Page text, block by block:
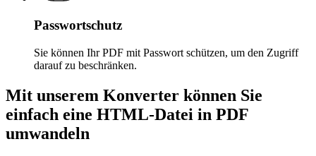
Passwortschutz
Sie können Ihr PDF mit Passwort schützen, um den Zugriff
darauf zu beschränken.
Mit unserem Konverter können Sie
einfach eine HTML-Datei in PDF
umwandeln